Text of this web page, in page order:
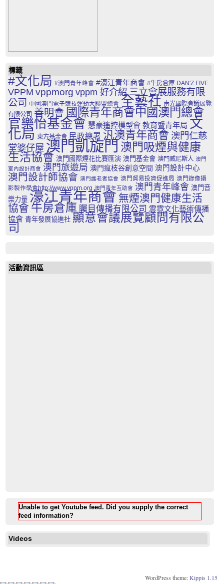
標籤
#文化局 #澳門青年峰會 #濠江青年商會 #牛房倉庫 DAN'Z FIVE
VPPM vppmorg vppm 好介紹三立會展服務有限
公司
中國澳門電子競技運動大聯盟總會 全藝社 南光國際會議展覽
有限公司 善明會 國際青年商會中國澳門總會
官樂怡基金會 慧豪遙控模型會 教育暨青年局 文
化局 東方基金會 民政總署 汎澳青年商會 澳門仁慈
堂婆仔屋 澳門凱旋門 澳門吸煙與健康
生活協會 澳門國際煙花比賽匯演 澳門基金會 澳門威尼斯人 澳門
室內設計商會 澳門旅遊局 澳門瘋枝谷創意空間 澳門設計中心
澳門設計師協會 澳門護老者協會 澳門貿易投資促進局 澳門錄像攝
影製作學會http://www.vppm.org 澳門青年互助會 澳門青年峰會 澳門音
樂力量 濠江青年商會 無煙澳門健康生活
協會 牛房倉庫 矚目傳播有限公司 雲霓文化藝術傳播
協會 青年發展協進社 顯意會議展覽顧問有限公
司
活動資訊區
Unable to get Youtube feed. Did you supply the correct
feed information?
Videos
WordPress theme:Kippis 1.15